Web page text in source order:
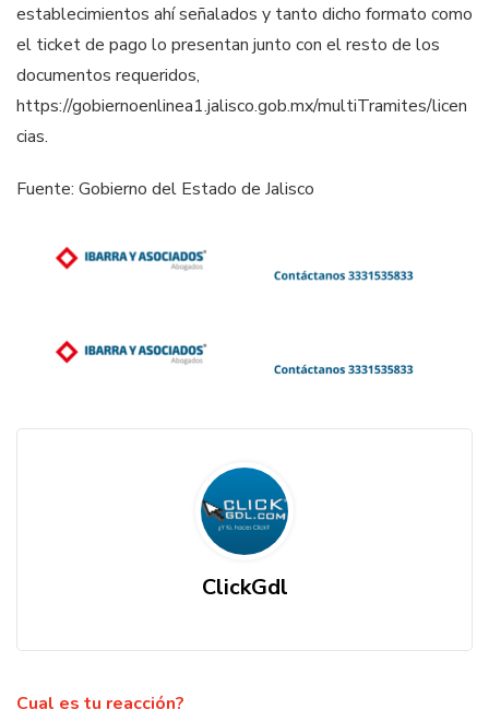
establecimientos ahí señalados y tanto dicho formato como
el ticket de pago lo presentan junto con el resto de los
documentos requeridos,
https://gobiernoenlinea1.jalisco.gob.mx/multiTramites/licen
cias.
Fuente: Gobierno del Estado de Jalisco
ClickGdl
Cual es tu reacción?